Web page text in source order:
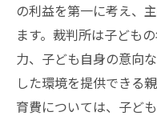
の利益を第一に考え、
ます。裁判所は子ども
力、子ども自身の意向
した環境を提供できる
育費については、子ど